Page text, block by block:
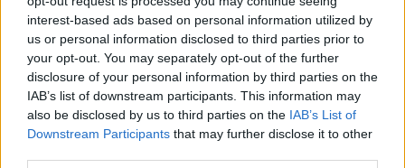
interest-based ads based on personal information utilized by
us or personal information disclosed to third parties prior to
your opt-out. You may separately opt-out of the further
disclosure of your personal information by third parties on the
IAB’s list of downstream participants. This information may
also be disclosed by us to third parties on the IAB’s List of
Downstream Participants that may further disclose it to other
​Tutta una questione di rispetto
​Cose che ci esauriscono
​Vespa che passione!
​Lasciate ai vostri figli il diritto di piangere
​Parole d’amore regalate al vento
​Essere genitori di un adolescente
​Saper pazientare
​Giornata del Fiocchetto Lilla
​Venerdì emozionalmente sostenibile